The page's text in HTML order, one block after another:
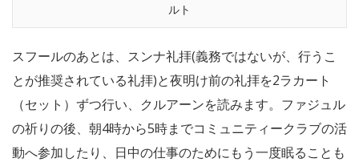
ルト
スフールのあとは、スンナ礼拝(義務ではないが、行うこ
とが推奨されている礼拝)と夜明け前の礼拝を2ラカート
（セット）ずつ行い、クルアーンを読みます。ファジュル
の祈りの後、朝4時から5時までコミュニティークラブの活
動へ参加したり、日中の仕事のためにもう一度眠ることも